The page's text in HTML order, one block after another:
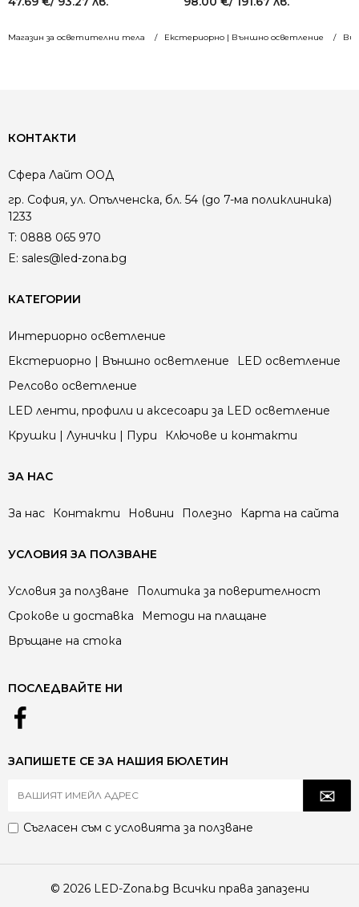
Магазин за осветителни тела Екстериорно | Външно осветление
КОНТАКТИ
Сфера Лайт ООД
гр. София, ул. Опълченска, бл. 54 (до 7-ма поликлиника)
1233
T: 0888 065 970
E: sales@led-zona.bg
КАТЕГОРИИ
Интериорно осветление
Екстериорно | Външно осветление
LED осветление
Релсово осветление
LED ленти, профили и аксесоари за LED осветление
Крушки | Лунички | Пури
Ключове и контакти
ЗА НАС
За нас Контакти Новини Полезно Карта на сайта
УСЛОВИЯ ЗА ПОЛЗВАНЕ
Условия за ползване
Политика за поверителност
Срокове и доставка
Методи на плащане
Връщане на стока
ПОСЛЕДВАЙТЕ НИ
ЗАПИШЕТЕ СЕ ЗА НАШИЯ БЮЛЕТИН
Съгласен съм с условията за ползване
© 2026 LED-Zona.bg Всички права запазени